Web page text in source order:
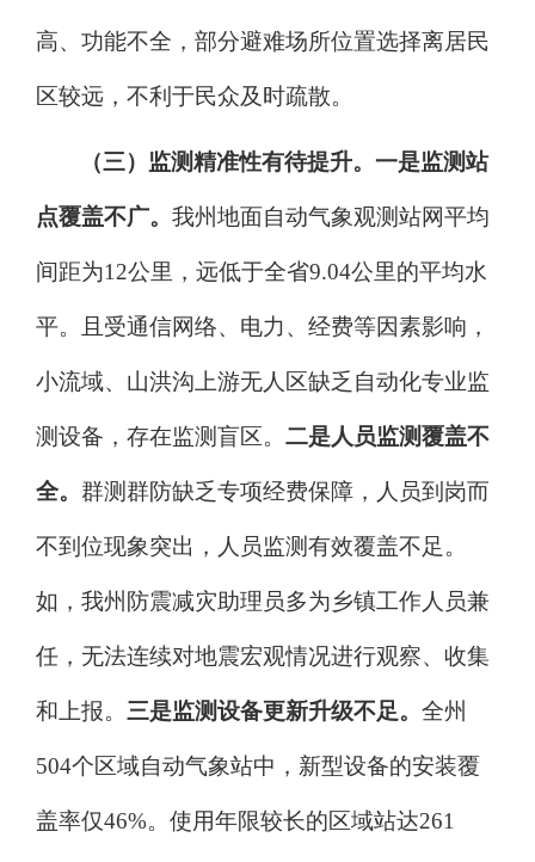
高、功能不全，部分避难场所位置选择离居民
区较远，不利于民众及时疏散。
（三）监测精准性有待提升。一是监测站
点覆盖不广。 我州地面自动气象观测站网平均
间距为12公里，远低于全省9.04公里的平均水
平。且受通信网络、电力、经费等因素影响，
小流域、山洪沟上游无人区缺乏自动化专业监
测设备，存在监测盲区。 二是人员监测覆盖不
全。 群测群防缺乏专项经费保障，人员到岗而
不到位现象突出，人员监测有效覆盖不足。
如，我州防震减灾助理员多为乡镇工作人员兼
任，无法连续对地震宏观情况进行观察、收集
和上报。 三是监测设备更新升级不足。 全州
504个区域自动气象站中，新型设备的安装覆
盖率仅46%。使用年限较长的区域站达261